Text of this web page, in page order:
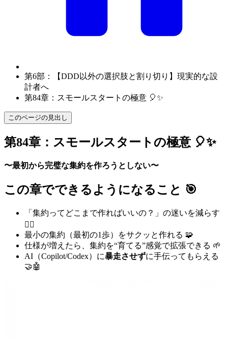
第6部：【DDD以外の選択肢と割り切り】現実的な設
計者へ
第84章：スモールスタートの極意 🎈✨
このページの見出し
第84章：スモールスタートの極意 🎈✨
〜最初から完璧な集約を作ろうとしない〜
この章でできるようになること 🎯
「集約ってどこまで作ればいいの？」の迷いを減らす
🙆‍♀️
最小の集約（最初の1歩）をサクッと作れる 🧩
仕様が増えたら、集約を“育てる”感覚で拡張できる 🌱
AI（Copilot/Codex）に暴走させずに手伝ってもらえる
🤝🤖